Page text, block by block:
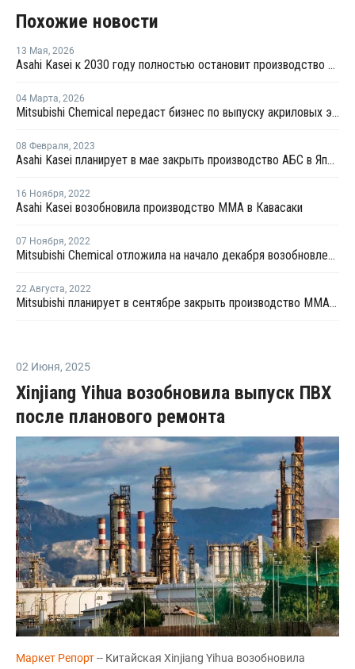
Похожие новости
13 Мая, 2026
Asahi Kasei к 2030 году полностью остановит производство полиэтилена
04 Марта, 2026
Mitsubishi Chemical передаст бизнес по выпуску акриловых эмульсий компании Konishi
08 Февраля, 2023
Asahi Kasei планирует в мае закрыть производство АБС в Японии на ремонт
16 Ноября, 2022
Asahi Kasei возобновила производство ММА в Кавасаки
07 Ноября, 2022
Mitsubishi Chemical отложила на начало декабря возобновление производства ММА в Отаке
22 Августа, 2022
Mitsubishi планирует в сентябре закрыть производство ММА в Японии на ремонт
02 Июня, 2025
Xinjiang Yihua возобновила выпуск ПВХ
после планового ремонта
Маркет Репорт-- Китайская Xinjiang Yihua возобновила